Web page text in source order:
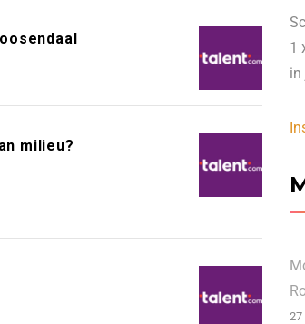
milieu?
1
in
27